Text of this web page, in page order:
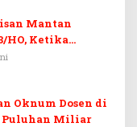
Mantan
HO, Ketika
Pemerasan
Oknum Dosen di
Puluhan Miliar